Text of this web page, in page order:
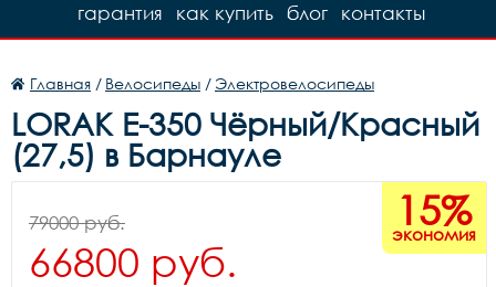
контакты
блог
как купить
гарантия
Главная / Велосипеды / Электровелосипеды
LORAK E-350 Чёрный/Красный
(27,5) в Барнауле
15%
экономия
79000 руб.
66800 руб.